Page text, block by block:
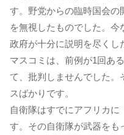
す。野党からの臨時国会の
を無視したものでした。
政府が十分に説明を尽くし
マスコミは、前例が1回あ
て、批判しませんでした。
スばかりです。
自衛隊はすでにアフリカに
す。その自衛隊が武器をも